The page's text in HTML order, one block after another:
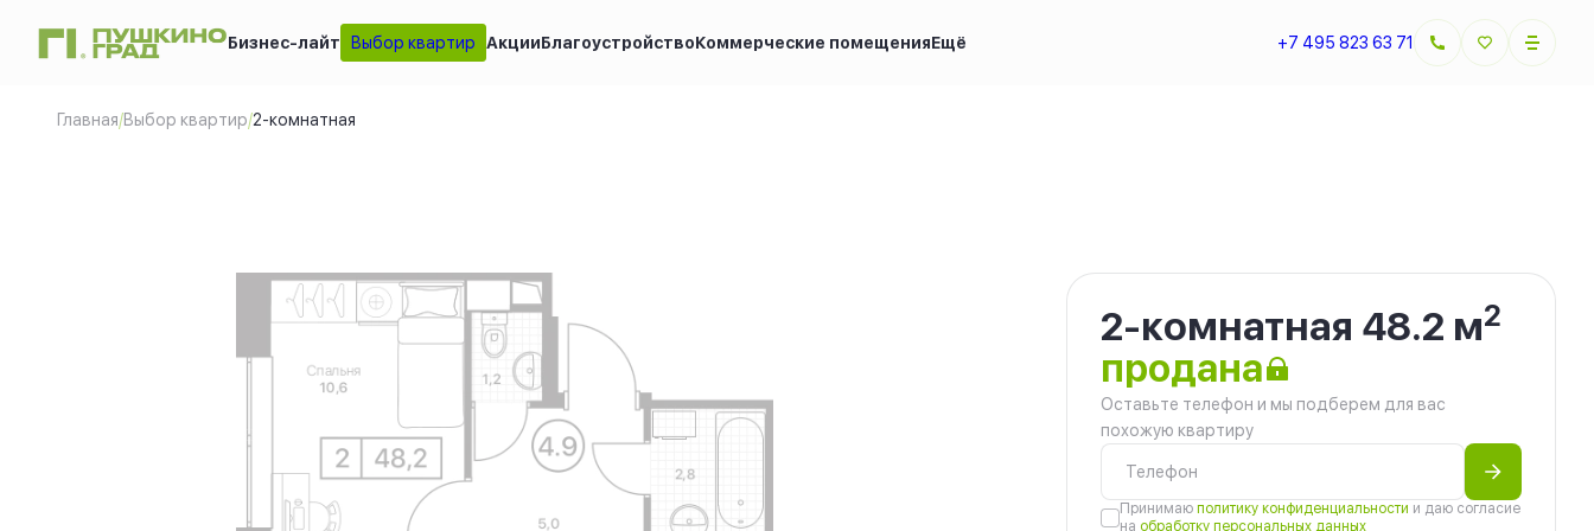
Бизнес-лайт Выбор квартир АкцииБлагоустройствоКоммерческие помещенияЕщё +7 495 823 63 71
Главная/Выбор квартир/2-комнатная
2-комнатная
2-комнатная 48.2 м2
продана
Оставьте телефон и мы подберем для вас
похожую квартиру
Принимаю политику конфиденциальности и даю согласие
на обработку персональных данных